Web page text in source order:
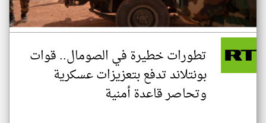
تطورات خطيرة في الصومال.. قوات
بونتلاند تدفع بتعزيزات عسكرية
وتحاصر قاعدة أمنية